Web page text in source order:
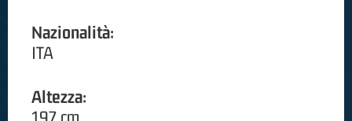
Nazionalità:
ITA
Altezza: